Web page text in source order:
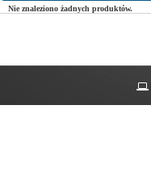
Nie znaleziono żadnych produktów.